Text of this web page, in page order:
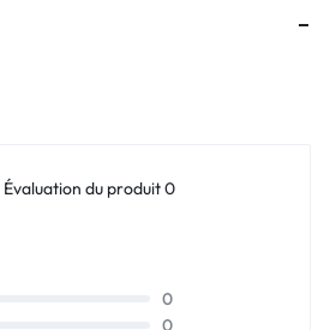
Évaluation du produit 0
0
0